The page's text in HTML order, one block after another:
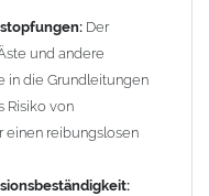
Geld sparen, da
und Reparaturen
Umgebung ein, ohne
Der
und andere
in die Grundleitungen
Risiko von
einen reibungslosen